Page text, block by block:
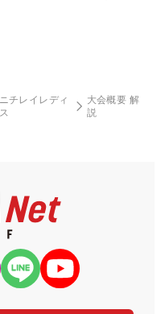
ニチレイレディ
ス
大会概要 解
説